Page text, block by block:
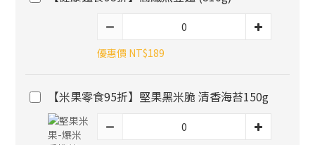
優惠價 NT$189
【米果零食95折】堅果黑米脆 清香海苔150g